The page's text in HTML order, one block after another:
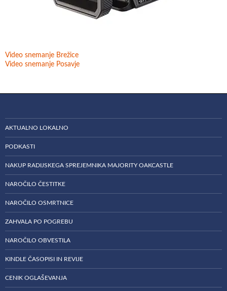
Video snemanje Brežice
Video snemanje Posavje
AKTUALNO LOKALNO
PODKASTI
NAKUP RADIJSKEGA SPREJEMNIKA MAJORITY OAKCASTLE
NAROČILO ČESTITKE
NAROČILO OSMRTNICE
ZAHVALA PO POGREBU
NAROČILO OBVESTILA
KINDLE ČASOPISI IN REVIJE
CENIK OGLAŠEVANJA